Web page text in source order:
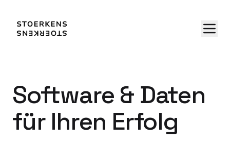
Software & Daten
für Ihren Erfolg